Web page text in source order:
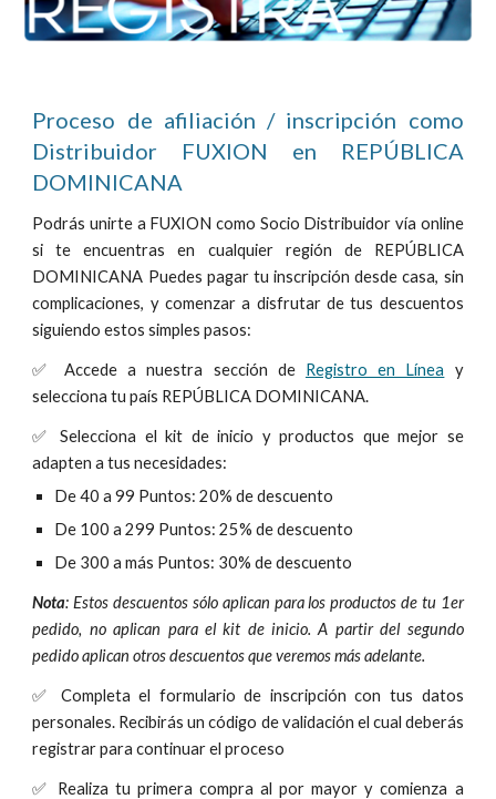
Proceso de afiliación / inscripción como
Distribuidor FUXION en
REPÚBLICA
DOMINICANA
Podrás unirte a FUXION como Socio Distribuidor vía online
si te encuentras en cualquier región de REPÚBLICA
DOMINICANA Puedes pagar tu inscripción desde casa, sin
complicaciones, y comenzar a disfrutar de tus descuentos
siguiendo estos simples pasos:
✅ Accede a nuestra sección de Registro en Línea y
selecciona tu país REPÚBLICA DOMINICANA.
✅Selecciona el kit de inicio y productos que mejor se
adapten a tus necesidades:
De 40 a 99 Puntos: 20% de descuento
De 100 a 299 Puntos: 25% de descuento
De 300 a más Puntos: 30% de descuento
Nota: Estos descuentos sólo aplican para los productos de tu 1er
pedido, no aplican para el kit de inicio. A partir del segundo
pedido aplican otros descuentos que veremos más adelante.
✅ Completa el formulario de inscripción con tus datos
personales. Recibirás un código de validación el cual deberás
registrar para continuar el proceso
✅ Realiza tu primera compra al por mayor ycomienza a